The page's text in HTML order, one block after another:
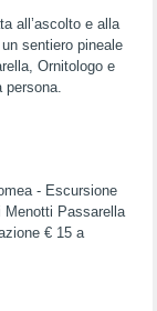
all’ascolto e alla
sentiero pineale
Ornitologo e
persona.
- Escursione
Menotti Passarella
€ 15 a